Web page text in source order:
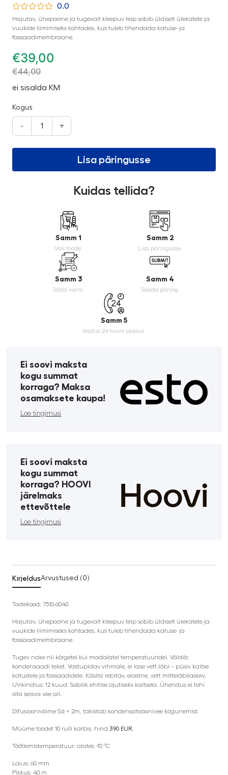
0.0
Hajutav, ühepoolne ja tugevalt kleepuv teip sobib üldiselt ülekatete ja
vuukide liimimiseks kohtades, kus tuleb tihendada katuse- ja
fassaadimembraane.
€39,00
€44,00
ei sisalda KM
Kogus
- +
Lisa päringusse
Kuidas tellida?
Samm 1
Vali toode.
Samm 2
Lisa päringusse.
Samm 3
Täida vorm.
Samm 4
Saada päring.
Samm 5
Vastus 24 tunni jooksul.
Ei soovi maksta
kogu summat
korraga? Maksa
osamaksete kaupa!
Loe tingimusi
Ei soovi maksta
kogu summat
korraga? HOOVI
järelmaks
ettevõttele
Loe tingimusi
KirjeldusArvustused (0)
Tootekood: 7510-6040
Hajutav, ühepoolne ja tugevalt kleepuv teip sobib üldiselt ülekatete ja
vuukide liimimiseks kohtades, kus tuleb tihendada katuse- ja
fassaadimembraane.
Tugev nake nii kõrgetel kui madalatel temperatuuridel. Väldib
kondensaadi teket. Vastupidav vihmale, ei lase vett läbi – püsiv kaitse
katustele ja fassaadidele. Käsitsi rebitav, elastne, vett mitteläbilaskev.
UV-kindlus: 12 kuud. Sobilik ehitise ajutiseks kaitseks. Ühendus ei tohi
olla seisva vee all.
Difusioonivõime Sd < 2m, takistab kondensatsioonivee kogunemist.
Müüme toodet 10 rulli karbis, hind 390 EUR
Töötlemistemperatuur: alates -10 °C
Laius: 60 mm
Pikkus: 40 m